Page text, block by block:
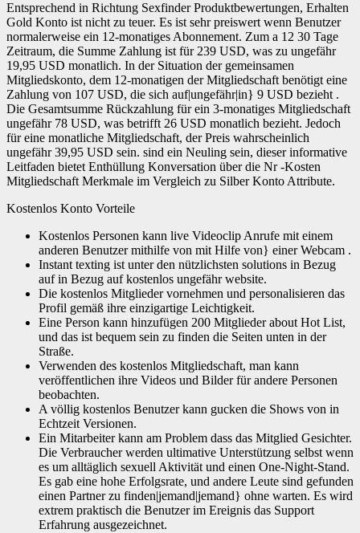
Entsprechend in Richtung Sexfinder Produktbewertungen, Erhalten
Gold Konto ist nicht zu teuer. Es ist sehr preiswert wenn Benutzer
normalerweise ein 12-monatiges Abonnement. Zum a 12 30 Tage
Zeitraum, die Summe Zahlung ist für 239 USD, was zu ungefähr
19,95 USD monatlich. In der Situation der gemeinsamen
Mitgliedskonto, dem 12-monatigen der Mitgliedschaft benötigt eine
Zahlung von 107 USD, die sich auf|ungefähr|in} 9 USD bezieht .
Die Gesamtsumme Rückzahlung für ein 3-monatiges Mitgliedschaft
ungefähr 78 USD, was betrifft 26 USD monatlich bezieht. Jedoch
für eine monatliche Mitgliedschaft, der Preis wahrscheinlich
ungefähr 39,95 USD sein. sind ein Neuling sein, dieser informative
Leitfaden bietet Enthüllung Konversation über die Nr -Kosten
Mitgliedschaft Merkmale im Vergleich zu Silber Konto Attribute.
Kostenlos Konto Vorteile
Kostenlos Personen kann live Videoclip Anrufe mit einem
anderen Benutzer mithilfe von mit Hilfe von} einer Webcam .
Instant texting ist unter den nützlichsten solutions in Bezug
auf in Bezug auf kostenlos ungefähr website.
Die kostenlos Mitglieder vornehmen und personalisieren das
Profil gemäß ihre einzigartige Leichtigkeit.
Eine Person kann hinzufügen 200 Mitglieder about Hot List,
und das ist bequem sein zu finden die Seiten unten in der
Straße.
Verwenden des kostenlos Mitgliedschaft, man kann
veröffentlichen ihre Videos und Bilder für andere Personen
beobachten.
A völlig kostenlos Benutzer kann gucken die Shows von in
Echtzeit Versionen.
Ein Mitarbeiter kann am Problem dass das Mitglied Gesichter.
Die Verbraucher werden ultimative Unterstützung selbst wenn
es um alltäglich sexuell Aktivität und einen One-Night-Stand.
Es gab eine hohe Erfolgsrate, und andere Leute sind gefunden
einen Partner zu finden|jemand|jemand} ohne warten. Es wird
extrem praktisch die Benutzer im Ereignis das Support
Erfahrung ausgezeichnet.